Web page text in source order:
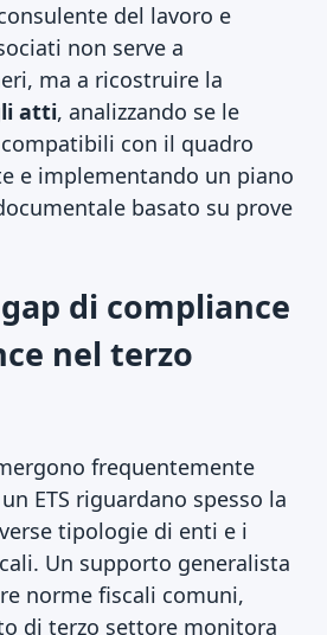
del lavoro e
non serve a
ma a ricostruire la
atti, analizzando se le
con il quadro
e implementando un piano
basato su prove
di compliance
nel terzo
frequentemente
ETS riguardano spesso la
tipologie di enti e i
Un supporto generalista
norme fiscali comuni,
di terzo settore monitora